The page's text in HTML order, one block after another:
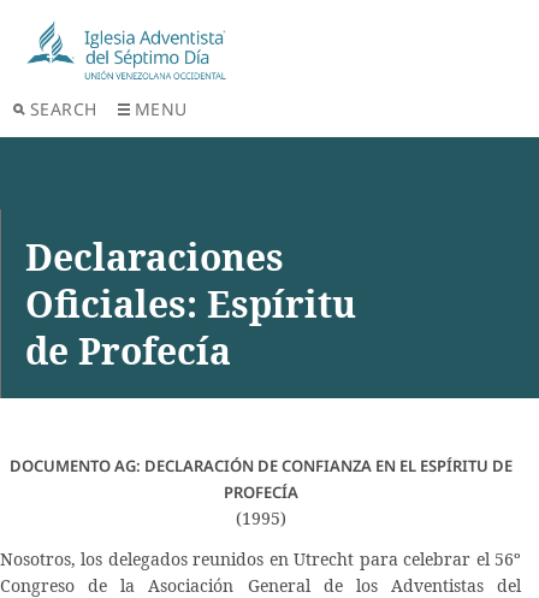
SEARCH MENU
Declaraciones
Oficiales: Espíritu
de Profecía
DOCUMENTO AG: DECLARACIÓN DE CONFIANZA EN EL ESPÍRITU DE
PROFECÍA
(1995)
Nosotros, los delegados reunidos en Utrecht para celebrar el 56º
Congreso de la Asociación General de los Adventistas del